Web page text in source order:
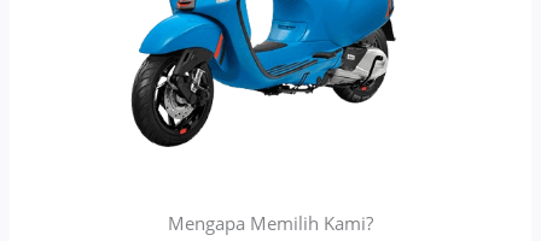
Mengapa Memilih Kami?